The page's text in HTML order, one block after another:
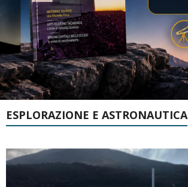
ESPLORAZIONE E ASTRONAUTICA